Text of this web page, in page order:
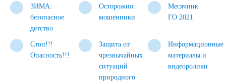
ЗИМА:
безопасное
детство
Осторожно:
мошенники
Месячник
ГО 2021
Стоп!!!
Опасность!!!
Защита от
чрезвычайных
ситуаций
природного
Информационные
материалы и
видеоролики